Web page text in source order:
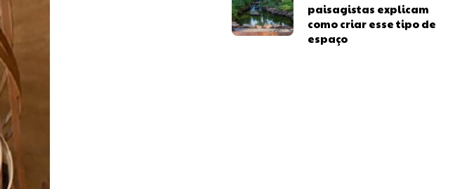
paisagistas explicam
como criar esse tipo de
espaço